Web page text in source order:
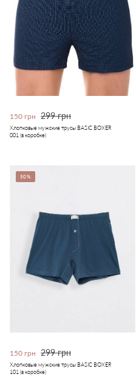
150 грн 299 грн
Хлопковые мужские трусы BASIC BOXER
001 (в коробке)
50%
150 грн 299 грн
Хлопковые мужские трусы BASIC BOXER
101 (в коробке)